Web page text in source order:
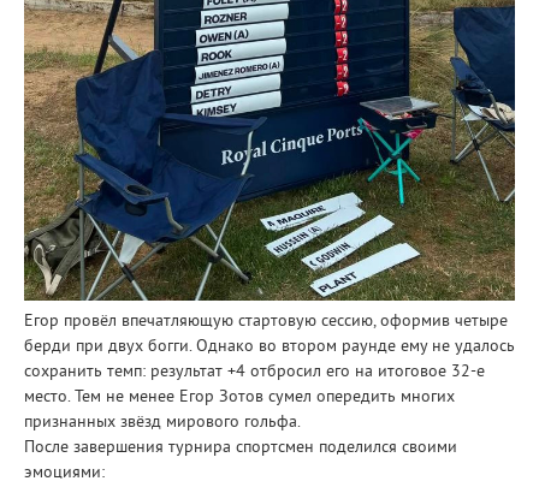
Егор провёл впечатляющую стартовую сессию, оформив четыре
берди при двух богги. Однако во втором раунде ему не удалось
сохранить темп: результат +4 отбросил его на итоговое 32-е
место. Тем не менее Егор Зотов сумел опередить многих
признанных звёзд мирового гольфа.
После завершения турнира спортсмен поделился своими
эмоциями: